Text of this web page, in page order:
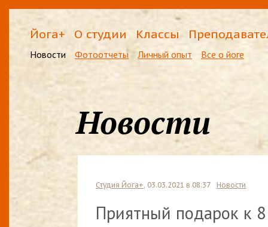
Йога+ О студии Классы
Новости Фотоотчеты Личный опыт Все о йоге
Новости
Студия Йога+ , 03.03.2021 в 08:37 Новости
Приятный подарок к